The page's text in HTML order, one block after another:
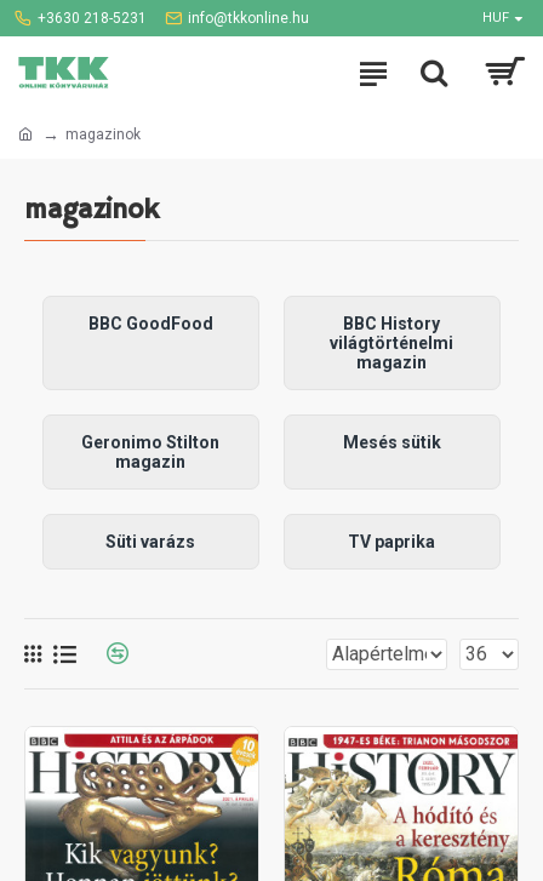
+3630 218-5231 info@tkkonline.hu HUF
magazinok
magazinok
BBC GoodFood
BBC History
világtörténelmi
magazin
Geronimo Stilton
magazin
Mesés sütik
Süti varázs TV paprika